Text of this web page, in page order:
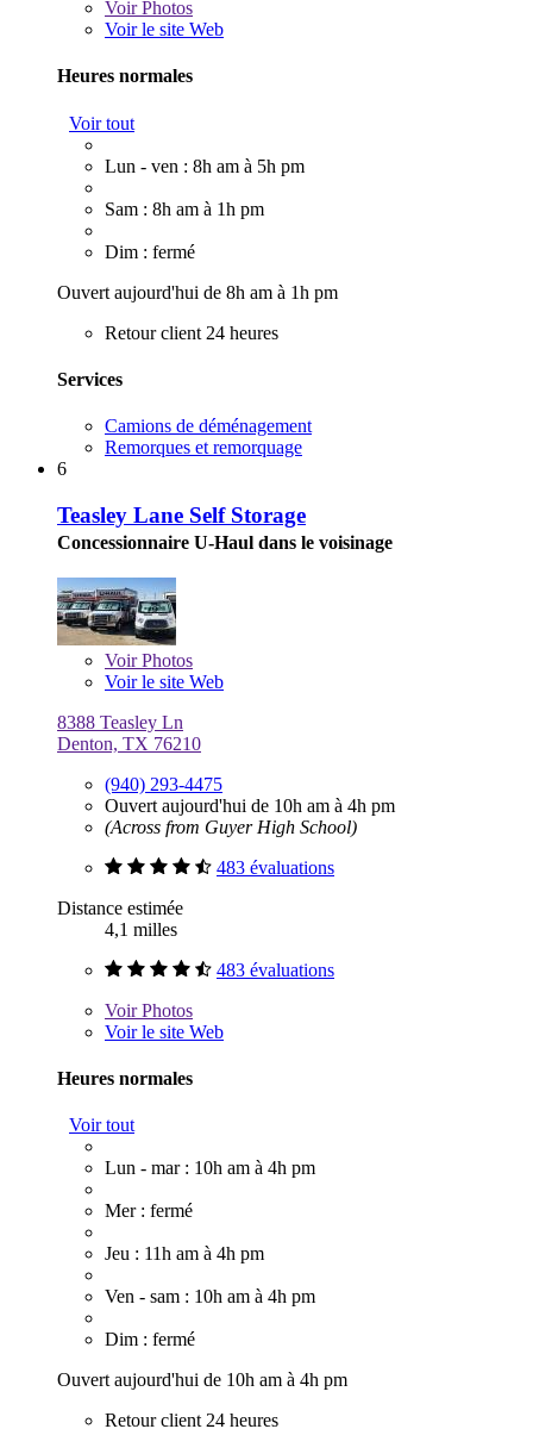
VoirPhotos
Voir le site Web
Heures normales
Voir tout
Lun - ven : 8h am à 5h pm
Sam : 8h am à 1h pm
Dim : fermé
Ouvert aujourd'hui de 8h am à 1h pm
Retour client 24 heures
Services
Camions de déménagement
Remorques et remorquage
6
Teasley Lane Self Storage
Concessionnaire U-Haul dans le voisinage
VoirPhotos
Voir le site Web
8388 Teasley Ln
Denton, TX 76210
(940) 293-4475
Ouvert aujourd'hui de 10h am à 4h pm
(Across from Guyer High School)
483 évaluations
Distance estimée
4,1 milles
483 évaluations
VoirPhotos
Voir le site Web
Heures normales
Voir tout
Lun - mar : 10h am à 4h pm
Mer : fermé
Jeu : 11h am à 4h pm
Ven - sam : 10h am à 4h pm
Dim : fermé
Ouvert aujourd'hui de 10h am à 4h pm
Retour client 24 heures